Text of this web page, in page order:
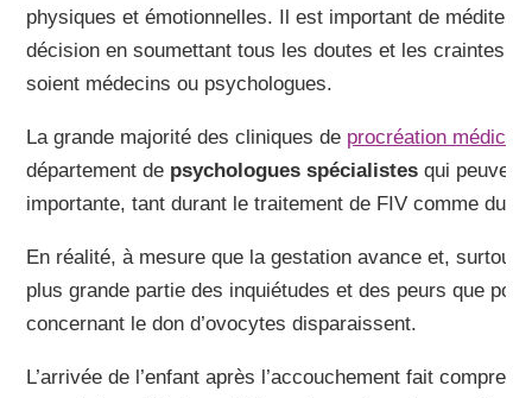
physiques et émotionnelles. Il est important de méditer
décision en soumettant tous les doutes et les craintes
soient médecins ou psychologues.
La grande majorité des cliniques de procréation
département de psychologues spécialistes qui peuvent
importante, tant durant le traitement de FIV comme
En réalité, à mesure que la gestation avance et,
plus grande partie des inquiétudes et des peurs que
concernant le don d’ovocytes disparaissent.
L’arrivée de l’enfant après l’accouchement fait